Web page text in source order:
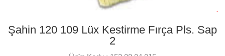
Şahin 120 109 Lüx Kestirme Fırça Pls. Sap
2